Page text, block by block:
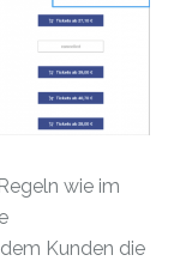
wie im
Kunden die